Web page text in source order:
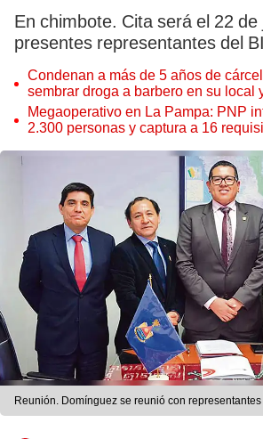
En chimbote. Cita será el 22
presentes representantes del
Condenan a más de 5 años de
sembrar droga a barbero en su local
Megaoperativo en La Pampa: PNP
2.300 personas y captura a 16
Reunión. Domínguez se reunió con